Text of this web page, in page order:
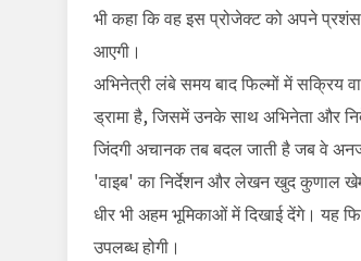
भी कहा कि वह इस प्रोजेक्ट को अपने
आएगी।
अभिनेत्री लंबे समय बाद फिल्मों में सक्रिय
ड्रामा है, जिसमें उनके साथ अभिनेता और
जिंदगी अचानक तब बदल जाती है जब वे
'वाइब' का निर्देशन और लेखन खुद कुणाल
धीर भी अहम भूमिकाओं में दिखाई देंगे। यह
उपलब्ध होगी।